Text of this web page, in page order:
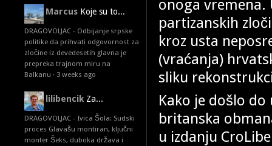
Marcus Koje su to...
DRAGOVOLJAC - Odbijanje srpske
politike da prihvati odgovornost za
zločine iz devedesetih glavna je
prepreka trajnom miru na
Balkanu · 3 weeks ago
lilibencik Za...
DRAGOVOLJAC - Ivica Šola: Sudski
proces Glavašu montiran, ključni
monter Šeks, duboka država i
onoga
partizanskih
kroz usta
(vraćanja)
sliku
Kako je došlo
britanska
u izdanju